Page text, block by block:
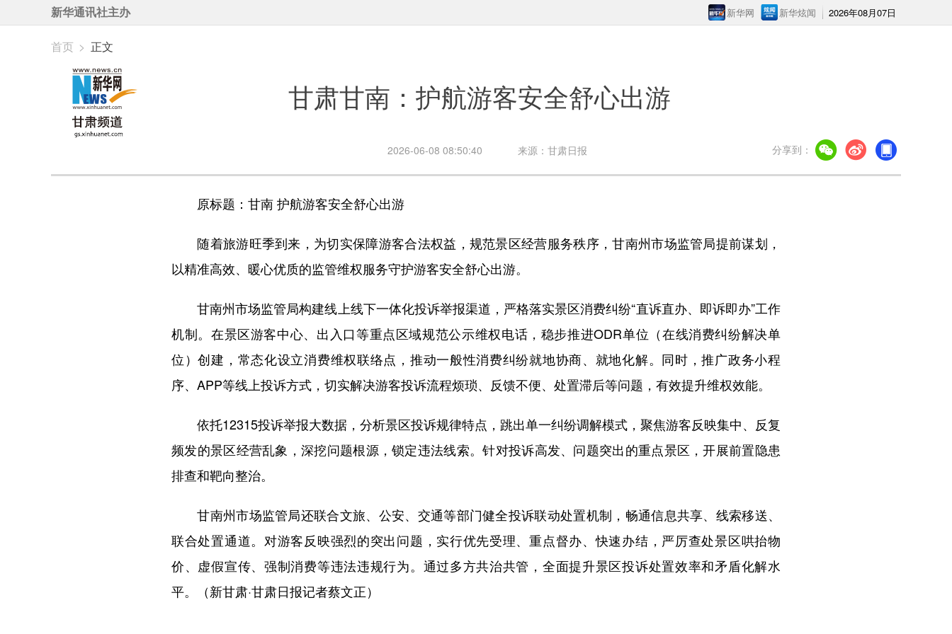
新华通讯社主办 2026年08月07日
新华炫闻
新华网
首页 > 正文
甘肃甘南：护航游客安全舒心出游
2026-06-08 08:50:40 来源：甘肃日报 分享到：
原标题：甘南 护航游客安全舒心出游
随着旅游旺季到来，为切实保障游客合法权益，规范景区经营服务秩序，甘南州市场监管局提前谋划，
以精准高效、暖心优质的监管维权服务守护游客安全舒心出游。
甘南州市场监管局构建线上线下一体化投诉举报渠道，严格落实景区消费纠纷“直诉直办、即诉即办”工作
机制。在景区游客中心、出入口等重点区域规范公示维权电话，稳步推进ODR单位（在线消费纠纷解决单
位）创建，常态化设立消费维权联络点，推动一般性消费纠纷就地协商、就地化解。同时，推广政务小程
序、APP等线上投诉方式，切实解决游客投诉流程烦琐、反馈不便、处置滞后等问题，有效提升维权效能。
依托12315投诉举报大数据，分析景区投诉规律特点，跳出单一纠纷调解模式，聚焦游客反映集中、反复
频发的景区经营乱象，深挖问题根源，锁定违法线索。针对投诉高发、问题突出的重点景区，开展前置隐患
排查和靶向整治。
甘南州市场监管局还联合文旅、公安、交通等部门健全投诉联动处置机制，畅通信息共享、线索移送、
联合处置通道。对游客反映强烈的突出问题，实行优先受理、重点督办、快速办结，严厉查处景区哄抬物
价、虚假宣传、强制消费等违法违规行为。通过多方共治共管，全面提升景区投诉处置效率和矛盾化解水
平。（新甘肃·甘肃日报记者蔡文正）